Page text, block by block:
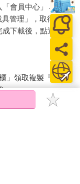
「會員中心」→「我
管理」，取得通行
下載後，點選任一
」領取複製『兌換
。
僅能以金石堂專屬